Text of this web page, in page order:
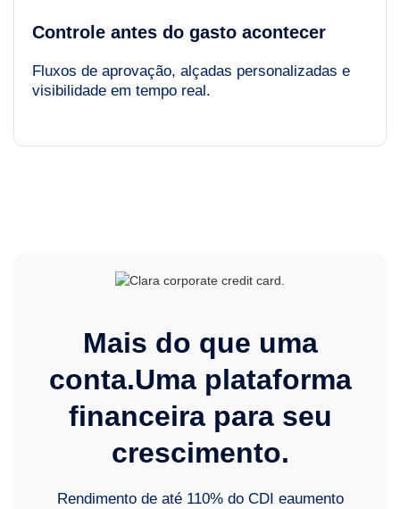
Controle antes do gasto acontecer
Fluxos de aprovação, alçadas personalizadas e
visibilidade em tempo real.
Mais do que uma
conta.Uma plataforma
financeira para seu
crescimento.
Rendimento de até 110% do CDI eaumento